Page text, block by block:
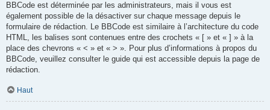
BBCode est déterminée par les administrateurs, mais il vous est
également possible de la désactiver sur chaque message depuis le
formulaire de rédaction. Le BBCode est similaire à l’architecture du code
HTML, les balises sont contenues entre des crochets « [ » et « ] » à la
place des chevrons « < » et « > ». Pour plus d’informations à propos du
BBCode, veuillez consulter le guide qui est accessible depuis la page de
rédaction.
Haut